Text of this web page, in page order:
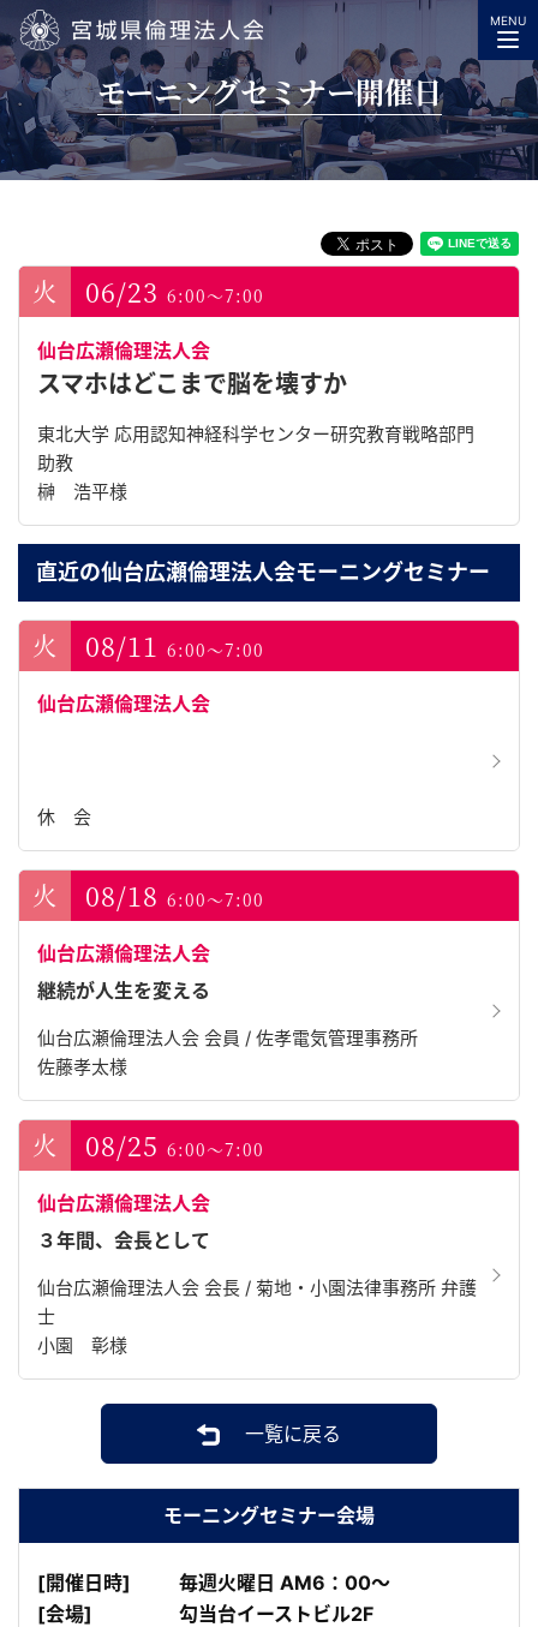
宮城県倫理法人会
MENU
モーニングセミナー開催日
06/23 6:00～7:00
仙台広瀬倫理法人会
スマホはどこまで脳を壊すか
東北大学 応用認知神経科学センター研究教育戦略部門
助教
榊 浩平様
直近の仙台広瀬倫理法人会モーニングセミナー
08/11 6:00～7:00
仙台広瀬倫理法人会
休 会
08/18 6:00～7:00
仙台広瀬倫理法人会
継続が人生を変える
仙台広瀬倫理法人会 会員 / 佐孝電気管理事務所
佐藤孝太様
08/25 6:00～7:00
仙台広瀬倫理法人会
３年間、会長として
仙台広瀬倫理法人会 会長 / 菊地・小園法律事務所 弁護
士
小園 彰様
一覧に戻る
モーニングセミナー会場
[開催日時]
毎週火曜日 AM6：00～
[会場]
勾当台イーストビル2F